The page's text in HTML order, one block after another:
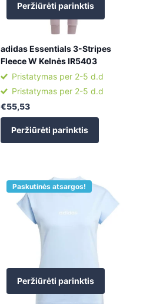
Peržiūrėti parinktis
adidas Essentials 3-Stripes
Fleece W Kelnės IR5403
Pristatymas per 2-5 d.d
Pristatymas per 2-5 d.d
€55,53
Peržiūrėti parinktis
Paskutinės atsargos!
Peržiūrėti parinktis